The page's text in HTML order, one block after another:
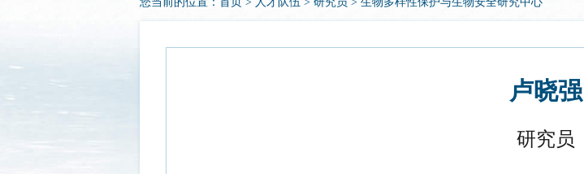
卢晓强
研究员